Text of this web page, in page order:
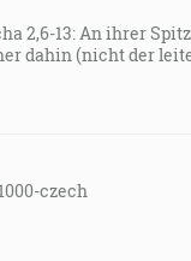
2,6-13: An ihrer
dahin (nicht der
czech